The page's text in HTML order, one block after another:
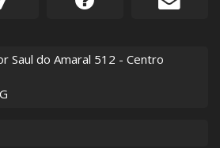
Saul do Amaral 512 - Centro